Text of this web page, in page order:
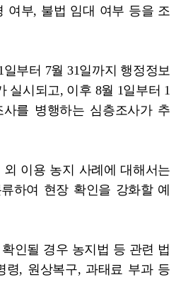
여부, 불법 임대 여부 등을 조
부터 7월 31일까지 행정정보
실시되고, 이후 8월 1일부터 1
사를 병행하는 심층조사가 추
이용 농지 사례에 대해서는
하여 현장 확인을 강화할 예
인될 경우 농지법 등 관련 법
령, 원상복구, 과태료 부과 등